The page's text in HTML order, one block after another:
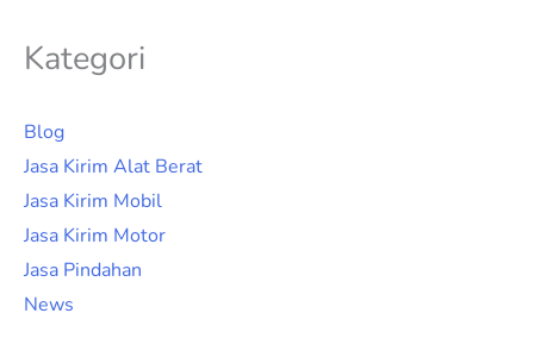
Kategori
Blog
Jasa Kirim Alat Berat
Jasa Kirim Mobil
Jasa Kirim Motor
Jasa Pindahan
News